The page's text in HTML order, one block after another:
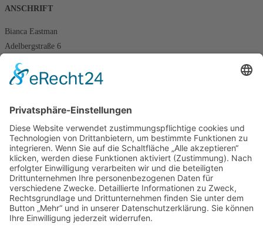
ANSCHRIFT
Bianca Eastman
Adelbergstraße 6
79618 Rheinfelden
KONTAKT
E-Mail: info@biancaeastman.de
Tel.: +49 176 63436845
In dringenden Fällen erreichen Sie mich per WhatsApp
TERMIN BUCHEN
Zu Jameda
RECHTLICHES